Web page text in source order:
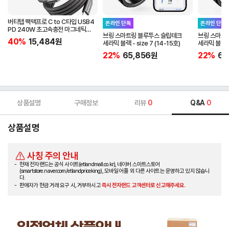
버티탭 팩맥프로 C to C타입 USB4
PD 240W 초고속충전 마그네틱
케이블 1m
40% 15,484원
온라인 단독
브링 스마트링 블루투스 슬립테크
세라믹 블랙 - size 7 (14-15호)
22% 65,856원
온라인 단독
브링 스마트
세라믹 블
22%
상품설명 구매정보 리뷰 0 Q&A 0
상품설명
사칭 주의 안내
현재 전자랜드는 공식 사이트(etlandmall.co.kr), 네이버 스마트스토어
(smartstore.naver.com/etlandpriceking), 모바일 어플 외 다른 사이트는 운영하고 있지 않습니
다.
판매자가 현금 거래 요구 시, 거부하시고즉시 전자랜드 고객센터로 신고해주세요.